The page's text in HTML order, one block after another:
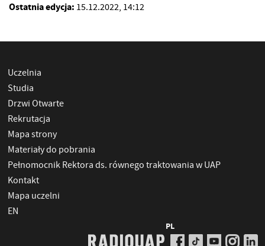
Ostatnia edycja: 15.12.2022, 14:12
Uczelnia
Studia
Drzwi Otwarte
Rekrutacja
Mapa strony
Materiały do pobrania
Pełnomocnik Rektora ds. równego traktowania w UAP
Kontakt
Mapa uczelni
EN
PL